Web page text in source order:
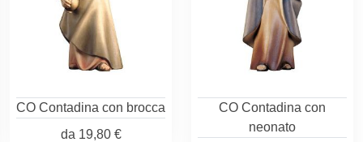
CO Contadina con brocca
da 19,80 €
CO Contadina con
neonato